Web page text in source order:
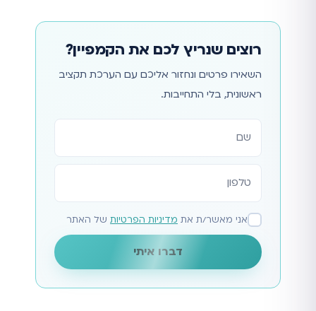
רוצים שנריץ לכם את הקמפיין?
השאירו פרטים ונחזור אליכם עם הערכת תקציב
ראשונית, בלי התחייבות.
אתר
אני מאשר/ת את מדיניות הפרטיות של האתר
דברו איתי